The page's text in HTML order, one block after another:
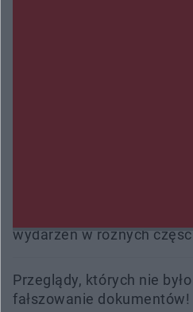
wydarzeń w różnych
Przeglądy, których nie
fałszowanie dokumentów!